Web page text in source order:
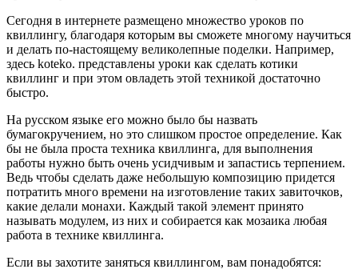
Сегодня в интернете размещено множество уроков по
квиллингу, благодаря которым вы сможете многому научиться
и делать по-настоящему великолепные поделки. Например,
здесь koteko. представлены уроки как сделать котики
квиллинг и при этом овладеть этой техникой достаточно
быстро.
На русском языке его можно было бы назвать
бумагокручением, но это слишком простое определение. Как
бы не была проста техника квиллинга, для выполнения
работы нужно быть очень усидчивым и запастись терпением.
Ведь чтобы сделать даже небольшую композицию придется
потратить много времени на изготовление таких завиточков,
какие делали монахи. Каждый такой элемент принято
называть модулем, из них и собирается как мозаика любая
работа в технике квиллинга.
Если вы захотите заняться квиллингом, вам понадобятся: